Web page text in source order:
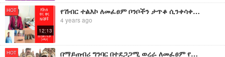
HOT
12:13
የሽብር ተልእኮ ለመፈፀም ቦንቦችን ታጥቆ ሲንቀሳቀስ የነበረ ግለሰብ በቁጥጥር ስር ማዋሉ
4 years ago
HOT በማይጠብሪ ግንባር በተደጋጋሚ ወረራ ለመፈፀም የሞከረው አሸባሪው የትህነግ ወራሪ ኅይል ተደምስሷል።